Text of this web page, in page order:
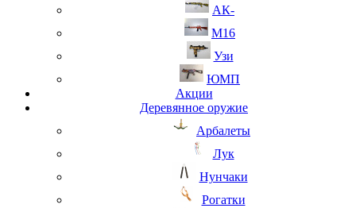
АК-
М16
Узи
ЮМП
Акции
Деревянное оружие
Арбалеты
Лук
Нунчаки
Рогатки